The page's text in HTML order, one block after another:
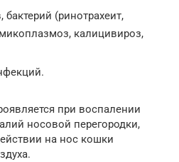
бактерий (ринотрахеит,
калицивироз,
при воспалении
носовой перегородки,
на нос кошки